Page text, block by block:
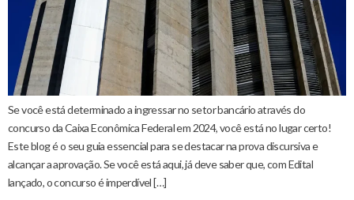
Se você está determinado a ingressar no setor bancário através do
concurso da Caixa Econômica Federal em 2024, você está no lugar certo!
Este blog é o seu guia essencial para se destacar na prova discursiva e
alcançar a aprovação. Se você está aqui, já deve saber que, com Edital
lançado, o concurso é imperdível […]